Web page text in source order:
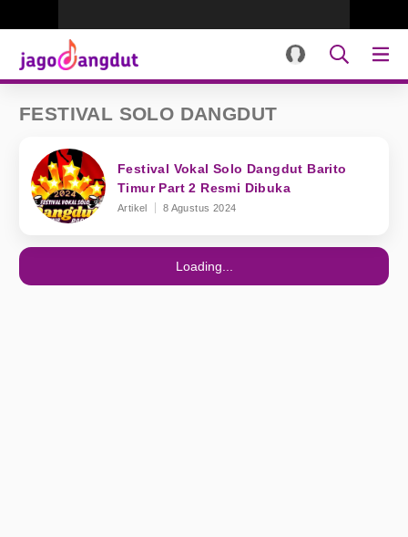
FESTIVAL SOLO DANGDUT
Festival Vokal Solo Dangdut Barito
Timur Part 2 Resmi Dibuka
Artikel 8 Agustus 2024
Loading...